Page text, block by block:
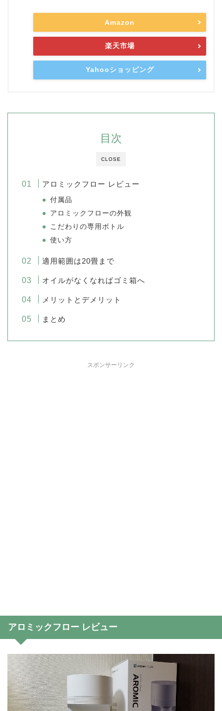
Amazon
楽天市場
Yahooショッピング
CLOSE
目次
アロミックフロー レビュー
付属品
アロミックフローの外観
こだわりの専用ボトル
使い方
適用範囲は20畳まで
オイルがなくなればゴミ箱へ
メリットとデメリット
まとめ
スポンサーリンク
アロミックフロー レビュー